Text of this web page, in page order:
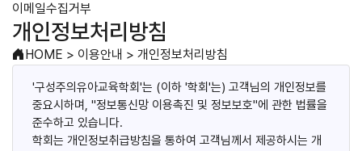
이메일수집거부
개인정보처리방침
HOME > 이용안내 > 개인정보처리방침
'구성주의유아교육학회'는 (이하 '학회'는) 고객님의 개인정보를
중요시하며, "정보통신망 이용촉진 및 정보보호"에 관한 법률을
준수하고 있습니다.
학회는 개인정보취급방침을 통하여 고객님께서 제공하시는 개